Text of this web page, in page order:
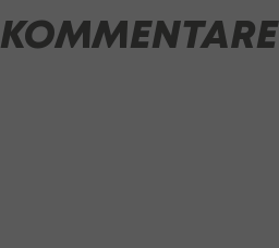
KOMMENTARE